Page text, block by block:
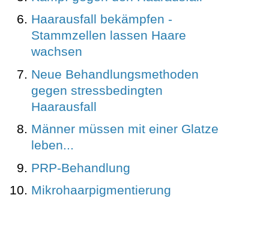
Haarausfall bekämpfen -
Stammzellen lassen Haare
wachsen
Neue Behandlungsmethoden
gegen stressbedingten
Haarausfall
Männer müssen mit einer Glatze
leben...
PRP-Behandlung
Mikrohaarpigmentierung